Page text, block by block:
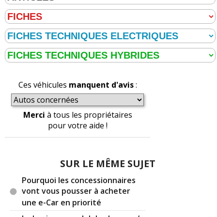
Ces véhicules manquent d'avis:
Merci à tous les propriétaires
pour votre aide !
SUR LE MÊME SUJET
Pourquoi les concessionnaires
vont vous pousser à acheter
une e-Car en priorité